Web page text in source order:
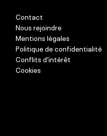
Contact
Nous rejoindre
Mentions légales
Politique de confidentialité
Conflits d’intérêt
Cookies